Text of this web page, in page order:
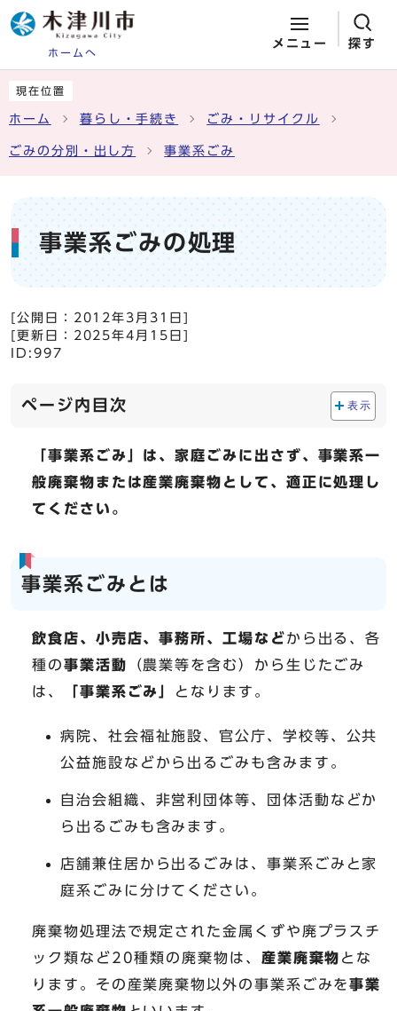
ホームへ
メニュー 探す
現在位置
ホーム 暮らし・手続き ごみ・リサイクル
ごみの分別・出し方 事業系ごみ
事業系ごみの処理
[公開日： 2012年3月31日
[更新日： 2025年4月15日
ID:997
ページ内目次 表示
「事業系ごみ」は、家庭ごみに出さず、事業系一
般廃棄物または産業廃棄物として、適正に処理し
てください。
事業系ごみとは
飲食店、小売店、事務所、工場などから出る、各
種の事業活動 （農業等を含む）から生じたごみ
は、
「事業系ごみ」 となります。
病院、社会福祉施設、官公庁、学校等、公共
公益施設などから出るごみも含みます。
自治会組織、非営利団体等、団体活動などか
ら出るごみも含みます。
店舗兼住居から出るごみは、事業系ごみと家
庭系ごみに分けてください。
廃棄物処理法で規定された金属くずや廃プラスチ
ック類など20種類の廃棄物は、 産業廃棄物 とな
ります。その産業廃棄物以外の事業系ごみを事業